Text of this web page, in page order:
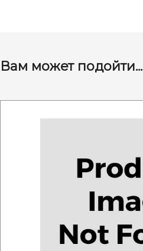
Вам может подойти...